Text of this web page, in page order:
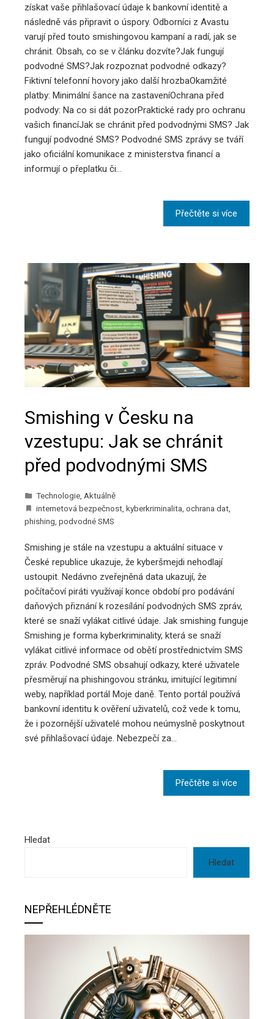
získat vaše přihlašovací údaje k bankovní identitě a
následně vás připravit o úspory. Odborníci z Avastu
varují před touto smishingovou kampaní a radí, jak se
chránit. Obsah, co se v článku dozvíte?Jak fungují
podvodné SMS?Jak rozpoznat podvodné odkazy?
Fiktivní telefonní hovory jako další hrozbaOkamžité
platby: Minimální šance na zastaveníOchrana před
podvody: Na co si dát pozorPraktické rady pro ochranu
vašich financíJak se chránit před podvodnými SMS? Jak
fungují podvodné SMS? Podvodné SMS zprávy se tváří
jako oficiální komunikace z ministerstva financí a
informují o přeplatku či…
Přečtěte si více
Smishing v Česku na
vzestupu: Jak se chránit
před podvodnými SMS
Technologie Aktuálně
internetová bezpečnost kyberkriminalita ochrana dat
phishing podvodné SMS
Smishing je stále na vzestupu a aktuální situace v
České republice ukazuje, že kyberšmejdi nehodlají
ustoupit. Nedávno zveřejněná data ukazují, že
počítačoví piráti využívají konce období pro podávání
daňových přiznání k rozesílání podvodných SMS zpráv,
které se snaží vylákat citlivé údaje. Jak smishing funguje
Smishing je forma kyberkriminality, která se snaží
vylákat citlivé informace od obětí prostřednictvím SMS
zpráv. Podvodné SMS obsahují odkazy, které uživatele
přesměrují na phishingovou stránku, imitující legitimní
weby, například portál Moje daně. Tento portál používá
bankovní identitu k ověření uživatelů, což vede k tomu,
že i pozornější uživatelé mohou neúmyslně poskytnout
své přihlašovací údaje. Nebezpečí za…
Přečtěte si více
Hledat
Hledat
NEPŘEHLÉDNĚTE